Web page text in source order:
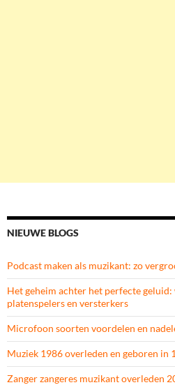
NIEUWE BLOGS
Podcast maken als muzikant: zo
Het geheim achter het perfecte
platenspelers en versterkers
Microfoon soorten voordelen en
Muziek 1986 overleden en geboren in
Zanger zangeres muzikant overleden